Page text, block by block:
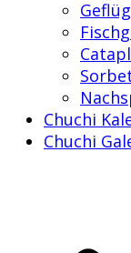
Chuchi
Chuchi